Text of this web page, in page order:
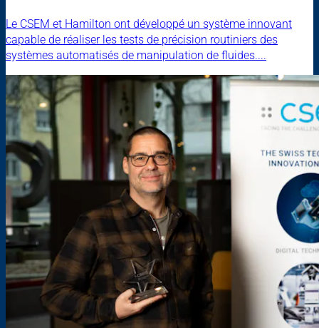
Le CSEM et Hamilton ont développé un système innovant
capable de réaliser les tests de précision routiniers des
systèmes automatisés de manipulation de fluides....